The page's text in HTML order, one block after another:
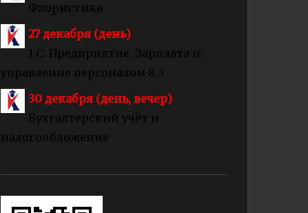
Флористика
27 декабря (день)
1 С: Предприятие. Зарплата и
управление персоналом 8.3
30 декабря (день, вечер)
Бухгалтерский учёт и
налогообложение